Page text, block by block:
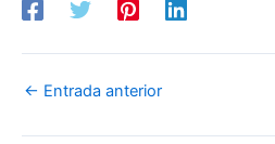
← Entrada anterior